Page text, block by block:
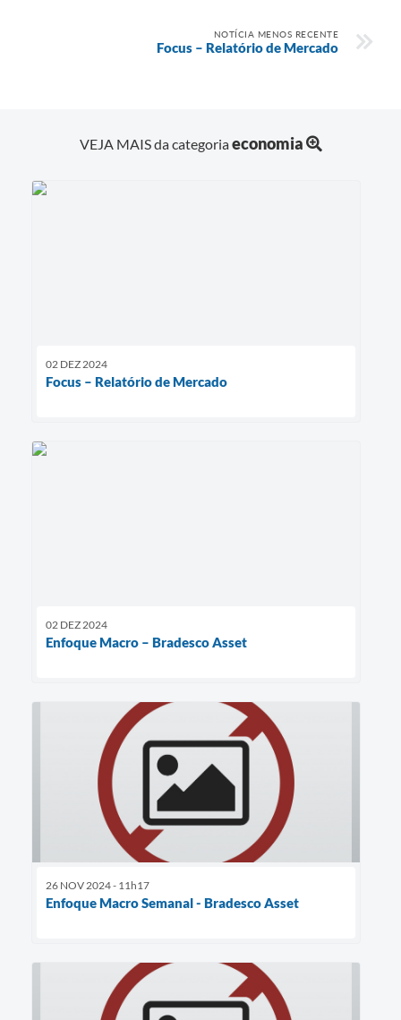
NOTÍCIA MENOS RECENTE
Focus – Relatório de Mercado
VEJA MAIS da categoriaeconomia
02 DEZ 2024
Focus – Relatório de Mercado
02 DEZ 2024
Enfoque Macro – Bradesco Asset
26 NOV 2024 - 11h17
Enfoque Macro Semanal - Bradesco Asset